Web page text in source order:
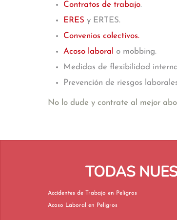
Contratos de trabajo.
ERES y ERTES.
Convenios colectivos.
Acoso laboral o mobbing.
Medidas de flexibilidad
Prevención de riesgos
No lo dude y contrate al mejor
TODAS
Accidentes de Trabajo en Peligros
Acoso Laboral en Peligros